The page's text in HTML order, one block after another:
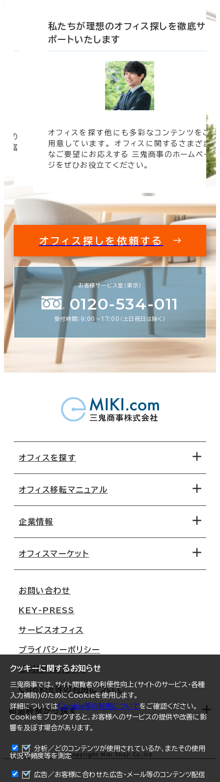
まとめて資料請求
クッキーに関するお知らせ
三鬼商事では、サイト閲覧者の利便性向上(サイトのサービス・各種
入力補助)のためにCookieを使用します。
詳細についてはCookie等の利用についてをご確認ください。
Cookieをブロックすると、お客様へのサービスの提供や改善に影
響を及ぼす場合があります。
分析／どのコンテンツが使用されているか、またその使用
状況や頻度等を測定
広告／お客様に合わせた広告・メール等のコンテンツ配信
の
豊富
私たちが理想のオフィス探しを徹底サ
ポートいたします
オフィスを探す他にも多彩なコンテンツをご
用意しています。 オフィスに関するさまざま
なご要望にお応えする 三鬼商事のホームペー
ジをぜひお役立てください。
オフィス探しを依頼する
お客様サービス室（東京）
0120-534-011
受付時間：9:00〜17:00（土日祝日は除く）
オフィスを探す
地図から探す
路線・駅から探す
オフィス移転マニュアル
移転コストシミュレーション
移転スケジュール
オフィス移転Q&A
企業情報
オフィスマーケット
大阪
名古屋
札幌
仙台
横浜
福岡
オフィスリポート
ログイン
お問い合わせ
KEY-PRESS
サービスオフィス
プライバシーポリシー
ご利用にあたって
Cookie等の利用について
都道府県から探す
北海道
青森県
Copyright Miki Shoji Co.,ltd